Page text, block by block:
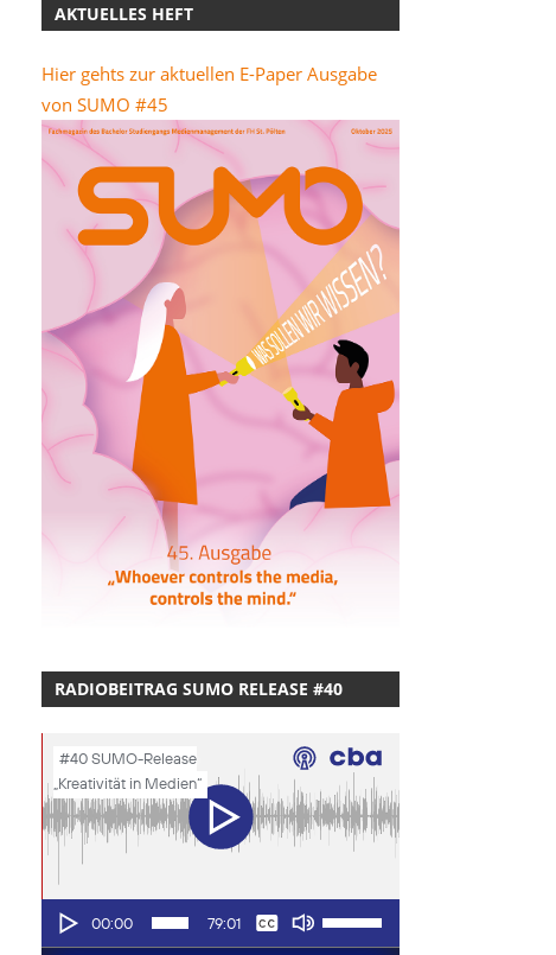
AKTUELLES HEFT
Hier gehts zur aktuellen E-Paper Ausgabe
von SUMO #45
RADIOBEITRAG SUMO RELEASE #40